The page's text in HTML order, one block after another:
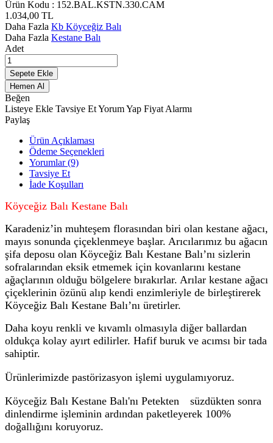
Ürün Kodu : 152.BAL.KSTN.330.CAM
1.034,00 TL
Daha Fazla Kb Köyceğiz Balı
Daha Fazla Kestane Balı
Adet
Sepete Ekle
Hemen Al
Beğen
Listeye Ekle Tavsiye EtYorum Yap Fiyat Alarmı
Paylaş
Ürün Açıklaması
Ödeme Seçenekleri
Yorumlar (9)
Tavsiye Et
İade Koşulları
Köyceğiz Balı Kestane Balı
Karadeniz’in muhteşem florasından biri olan kestane ağacı,
mayıs sonunda çiçeklenmeye başlar. Arıcılarımız bu ağacın
şifa deposu olan Köyceğiz Balı Kestane Balı’nı sizlerin
sofralarından eksik etmemek için kovanlarını kestane
ağaçlarının olduğu bölgelere bırakırlar. Arılar kestane ağacı
çiçeklerinin özünü alıp kendi enzimleriyle de birleştirerek
Köyceğiz Balı Kestane Balı’nı üretirler.
Daha koyu renkli ve kıvamlı olmasıyla diğer ballardan
oldukça kolay ayırt edilirler. Hafif buruk ve acımsı bir tada
sahiptir.
Ürünlerimizde pastörizasyon işlemi uygulamıyoruz.
Köyceğiz Balı Kestane Balı'nı Petekten süzdükten sonra
dinlendirme işleminin ardından paketleyerek 100%
doğallığını koruyoruz.